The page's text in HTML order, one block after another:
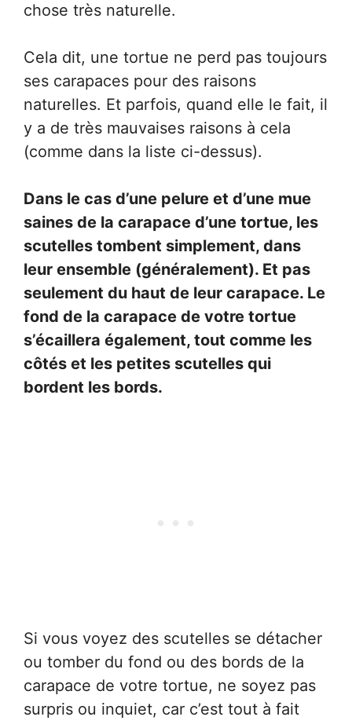
chose très naturelle.
Cela dit, une tortue ne perd pas toujours
ses carapaces pour des raisons
naturelles. Et parfois, quand elle le fait, il
y a de très mauvaises raisons à cela
(comme dans la liste ci-dessus).
Dans le cas d’une pelure et d’une mue
saines de la carapace d’une tortue, les
scutelles tombent simplement, dans
leur ensemble (généralement). Et pas
seulement du haut de leur carapace. Le
fond de la carapace de votre tortue
s’écaillera également, tout comme les
côtés et les petites scutelles qui
bordent les bords.
Si vous voyez des scutelles se détacher
ou tomber du fond ou des bords de la
carapace de votre tortue, ne soyez pas
surpris ou inquiet, car c’est tout à fait